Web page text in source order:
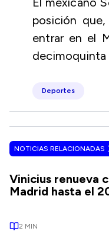
posición
entrar en el
decimoquinta
Deportes
NOTICIAS RELACIONADAS
Vinicius renueva
Madrid hasta el
2 MIN